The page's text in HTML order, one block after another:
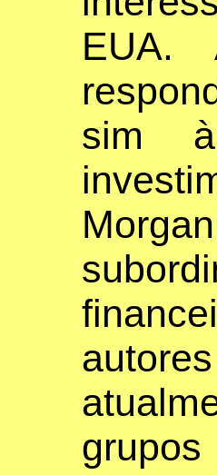
EUA.
sim